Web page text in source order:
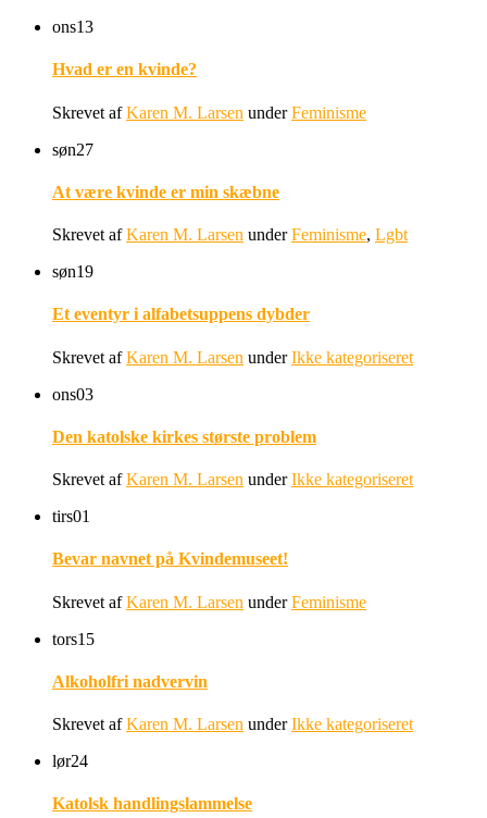
ons13
Hvad er en kvinde?
Skrevet afKaren M. Larsen underFeminisme
søn27
At være kvinde er min skæbne
Skrevet afKaren M. Larsen underFeminisme, Lgbt
søn19
Et eventyr i alfabetsuppens dybder
Skrevet afKaren M. Larsen underIkke kategoriseret
ons03
Den katolske kirkes største problem
Skrevet afKaren M. Larsen underIkke kategoriseret
tirs01
Bevar navnet på Kvindemuseet!
Skrevet afKaren M. Larsen underFeminisme
tors15
Alkoholfri nadvervin
Skrevet afKaren M. Larsen underIkke kategoriseret
lør24
Katolsk handlingslammelse